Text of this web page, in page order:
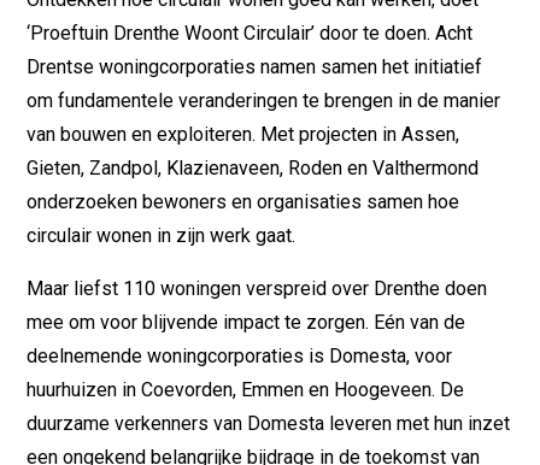
‘Proeftuin Drenthe Woont Circulair’ door te doen. Acht
Drentse woningcorporaties namen samen het initiatief
om fundamentele veranderingen te brengen in de manier
van bouwen en exploiteren. Met projecten in Assen,
Gieten, Zandpol, Klazienaveen, Roden en Valthermond
onderzoeken bewoners en organisaties samen hoe
circulair wonen in zijn werk gaat.
Maar liefst 110 woningen verspreid over Drenthe doen
mee om voor blijvende impact te zorgen. Eén van de
deelnemende woningcorporaties is Domesta, voor
huurhuizen in Coevorden, Emmen en Hoogeveen. De
duurzame verkenners van Domesta leveren met hun inzet
een ongekend belangrijke bijdrage in de toekomst van